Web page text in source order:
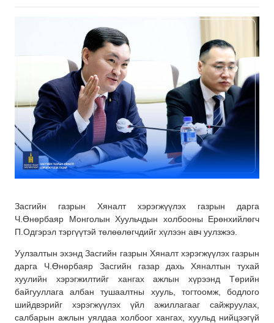
Засгийн газрын Хяналт хэрэгжүүлэх газрын дарга
Ч.Өнөрбаяр Монголын Хуульчдын холбооны Ерөнхийлөгч
П.Одгэрэл тэргүүтэй төлөөлөгчдийг хүлээн авч уулзжээ.
Уулзалтын эхэнд Засгийн газрын Хяналт хэрэгжүүлэх газрын
дарга Ч.Өнөрбаяр Засгийн газар дахь Хяналтын тухай
хуулийн хэрэгжилтийг хангах ажлын хүрээнд Төрийн
байгууллага албан тушаалтны хууль, тогтоомж, бодлого
шийдвэрийг хэрэгжүүлэх үйл ажиллагааг сайжруулах,
салбарын ажлын уялдаа холбоог хангах, хуульд нийцээгүй